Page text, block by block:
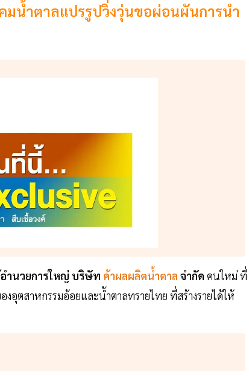
นํ้าตาลแปรรูปวิ่งวุ่นขอผ่อนผันการนำ
ำนวยการใหญ่ บริษัท ค้าผลผลิตนํ้าตาล จำกัด คนใหม่ ที่
ตสาหกรรมอ้อยและนํ้าตาลทรายไทย ที่สร้างรายได้ให้